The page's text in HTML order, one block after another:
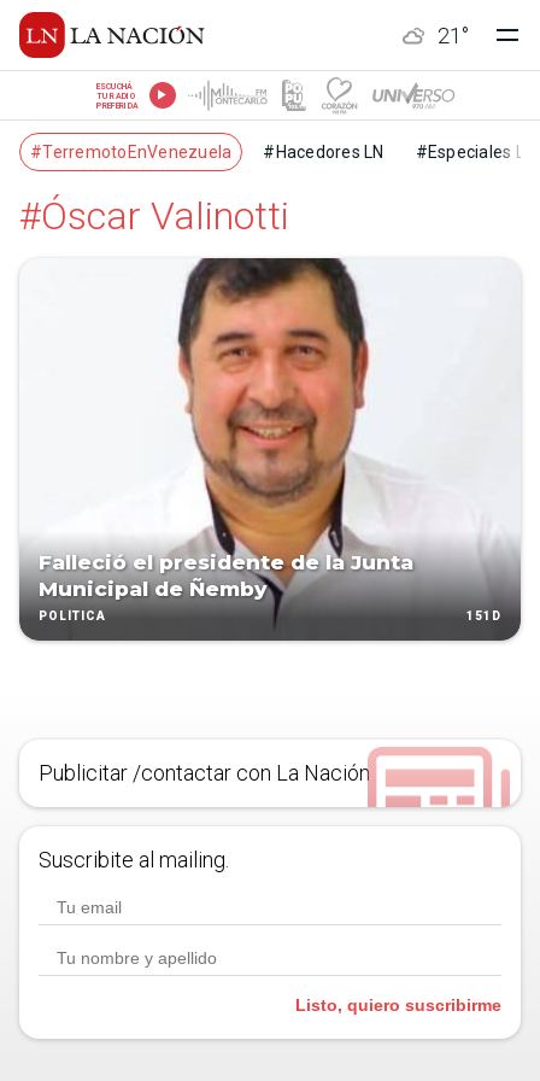
21 °
ESCUCHÁ
TU RADIO
PREFERIDA
#TerremotoEnVenezuela #Hacedores LN #Especiales LN
#Óscar Valinotti
Falleció el presidente de la Junta
Municipal de Ñemby
POLÍTICA 151D
Publicitar /contactar con La Nación
Suscribite al mailing.
Listo, quiero suscribirme